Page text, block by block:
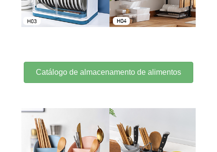
Catálogo de almacenamento de alimentos